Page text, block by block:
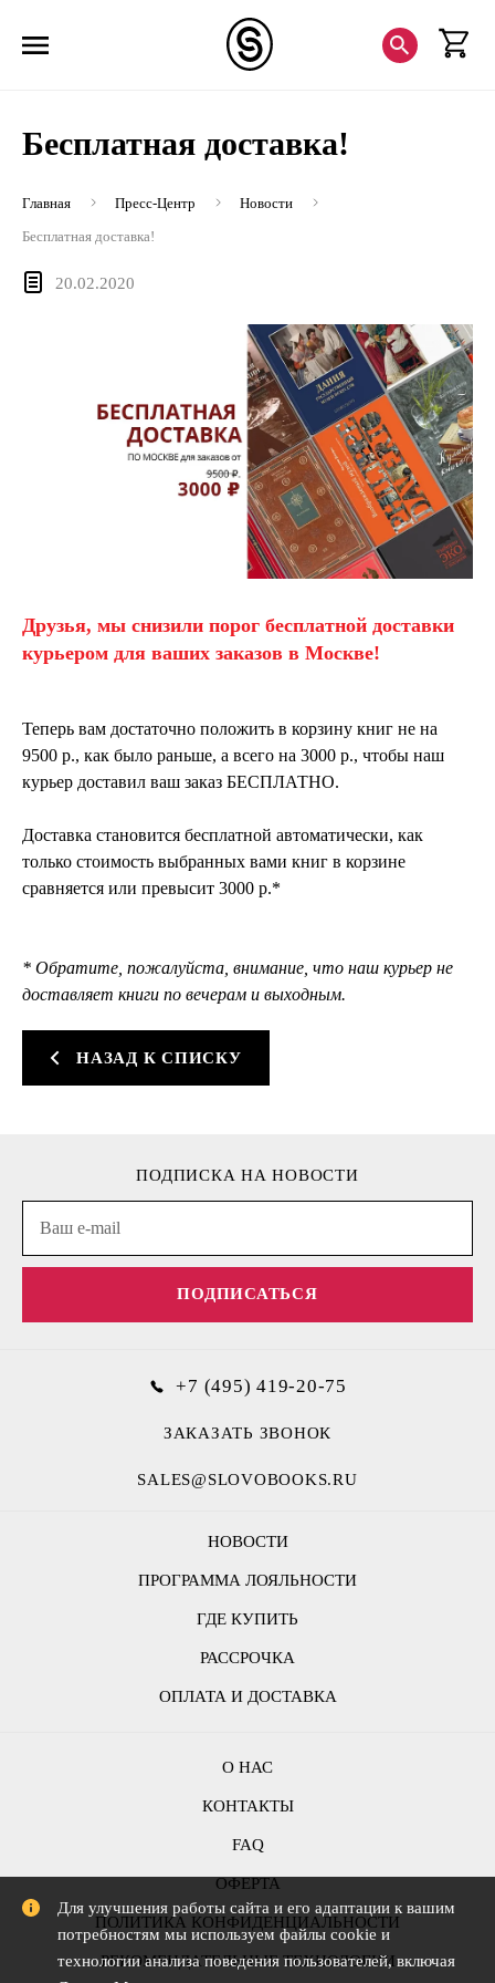
Бесплатная доставка!
Главная Пресс-Центр
Новости
Бесплатная доставка!
20.02.2020
Друзья, мы снизили порог бесплатной доставки
курьером для ваших заказов в Москве!
Теперь вам достаточно положить в корзину книг не на
9500 р., как было раньше, а всего на 3000 р., чтобы наш
курьер доставил ваш заказ БЕСПЛАТНО.
Доставка становится бесплатной автоматически, как
только стоимость выбранных вами книг в корзине
сравняется или превысит 3000 р.*
* Обратите, пожалуйста, внимание, что наш курьер не
доставляет книги по вечерам и выходным.
НАЗАД К СПИСКУ
НОВОСТИ
ПРОГРАММА ЛОЯЛЬНОСТИ
ГДЕ КУПИТЬ
РАССРОЧКА
ОПЛАТА И ДОСТАВКА
ПОДПИСКА НА НОВОСТИ
ПОДПИСАТЬСЯ
О НАС
КОНТАКТЫ
FAQ
ОФЕРТА
ПОЛИТИКА КОНФИДЕНЦИАЛЬНОСТИ
РЕКОМЕНДАТЕЛЬНЫЕ ТЕХНОЛОГИИ
+7 (495) 419-20-75
ЗАКАЗАТЬ ЗВОНОК
SALES@SLOVOBOOKS.RU
Для улучшения работы сайта и его адаптации к вашим
потребностям мы используем файлы cookie и
технологии анализа поведения пользователей, включая